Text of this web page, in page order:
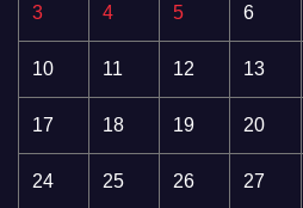
3 4 5 6
10 11 12 13
17 18 19 20
24 25 26 27